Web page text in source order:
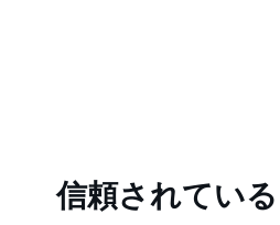
信頼されている